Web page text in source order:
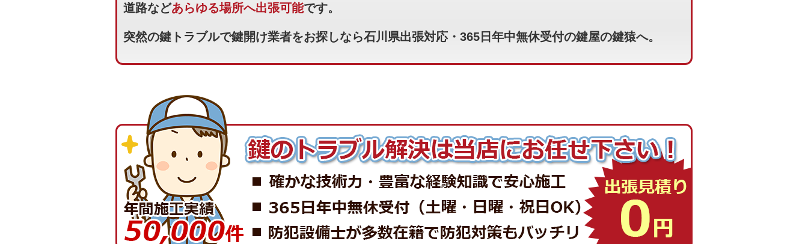
道路などあらゆる場所へ出張可能です。
突然の鍵トラブルで鍵開け業者をお探しなら石川県出張対応・365日年中無休受付の鍵屋の鍵猿へ。